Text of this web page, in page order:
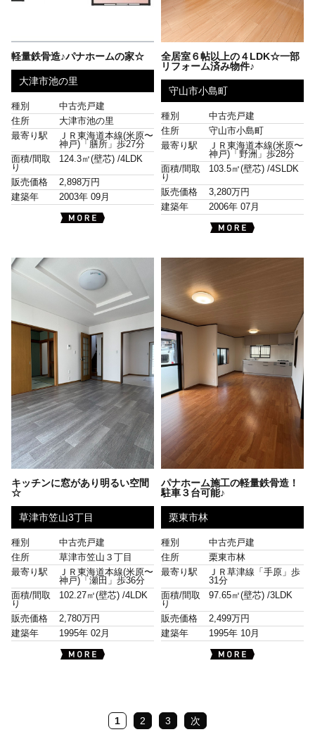
軽量鉄骨造♪パナホームの家☆
大津市池の里
種別
中古売戸建
住所
大津市池の里
最寄り駅
ＪＲ東海道本線(米原〜
神戸)「膳所」歩27分
面積/間取
り
124.3㎡(壁芯) /4LDK
販売価格
2,898万円
建築年
2003年 09月
全居室６帖以上の４LDK☆一部
リフォーム済み物件♪
守山市小島町
種別
中古売戸建
住所
守山市小島町
最寄り駅
ＪＲ東海道本線(米原〜
神戸)「野洲」歩28分
面積/間取
り
103.5㎡(壁芯) /4SLDK
販売価格
3,280万円
建築年
2006年 07月
キッチンに窓があり明るい空間
☆
草津市笠山3丁目
種別
中古売戸建
住所
草津市笠山３丁目
最寄り駅
ＪＲ東海道本線(米原〜
神戸)「瀬田」歩36分
面積/間取
り
102.27㎡(壁芯) /4LDK
販売価格
2,780万円
建築年
1995年 02月
パナホーム施工の軽量鉄骨造！
駐車３台可能♪
栗東市林
種別
中古売戸建
住所
栗東市林
最寄り駅
ＪＲ草津線「手原」歩
31分
面積/間取
り
97.65㎡(壁芯) /3LDK
販売価格
2,499万円
建築年
1995年 10月
1 2 3 次